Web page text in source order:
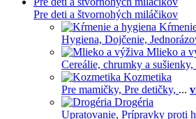
Pre deti a štvornohých miláčikov
Hygiena, Dojčenie,
Mlieko a
Cereálie, chrumky a sušienky,
Kozmetika
Pre mamičky, Pre detičky, ...
Drogéria
Upratovanie, Prípravky proti